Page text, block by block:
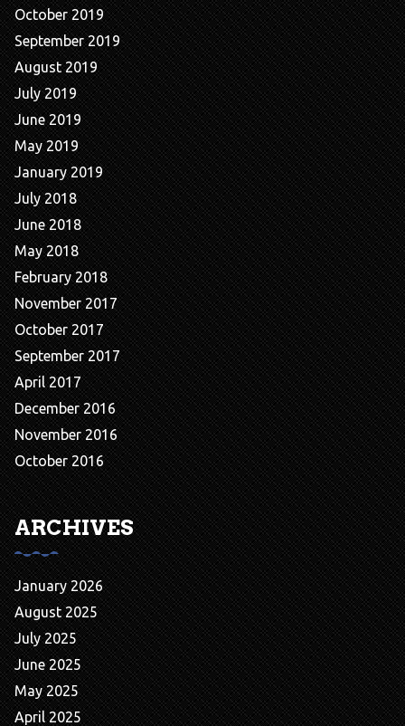
October 2019
September 2019
August 2019
July 2019
June 2019
May 2019
January 2019
July 2018
June 2018
May 2018
February 2018
November 2017
October 2017
September 2017
April 2017
December 2016
November 2016
October 2016
ARCHIVES
January 2026
August 2025
July 2025
June 2025
May 2025
April 2025